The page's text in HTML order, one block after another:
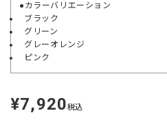
●カラーバリエーション
ブラック
グリーン
グレーオレンジ
ピンク
定
価
¥7,920税込